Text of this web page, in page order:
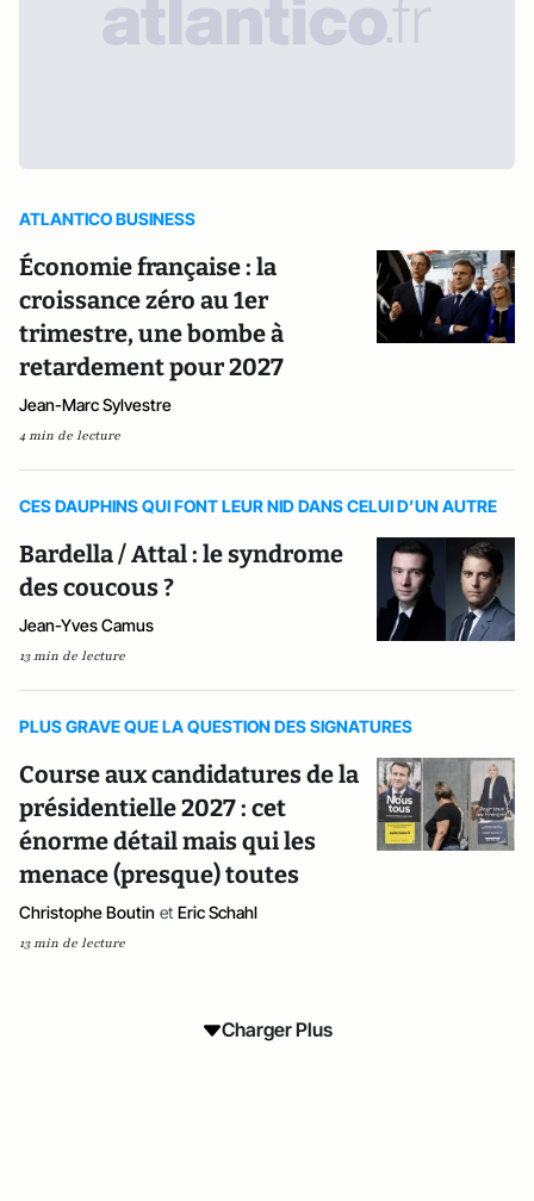
ATLANTICO BUSINESS
Économie française : la
croissance zéro au 1er
trimestre, une bombe à
retardement pour 2027
Jean-Marc Sylvestre
4 min de lecture
CES DAUPHINS QUI FONT LEUR NID DANS CELUI D’UN AUTRE
Bardella / Attal : le syndrome
des coucous ?
Jean-Yves Camus
13 min de lecture
PLUS GRAVE QUE LA QUESTION DES SIGNATURES
Course aux candidatures de la
présidentielle 2027 : cet
énorme détail mais qui les
menace (presque) toutes
Christophe Boutin et Eric Schahl
13 min de lecture
Charger Plus